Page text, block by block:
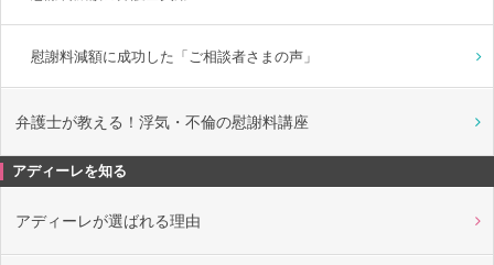
慰謝料減額に成功した「ご相談者さまの声」
弁護士が教える！浮気・不倫の慰謝料講座
アディーレを知る
アディーレが選ばれる理由